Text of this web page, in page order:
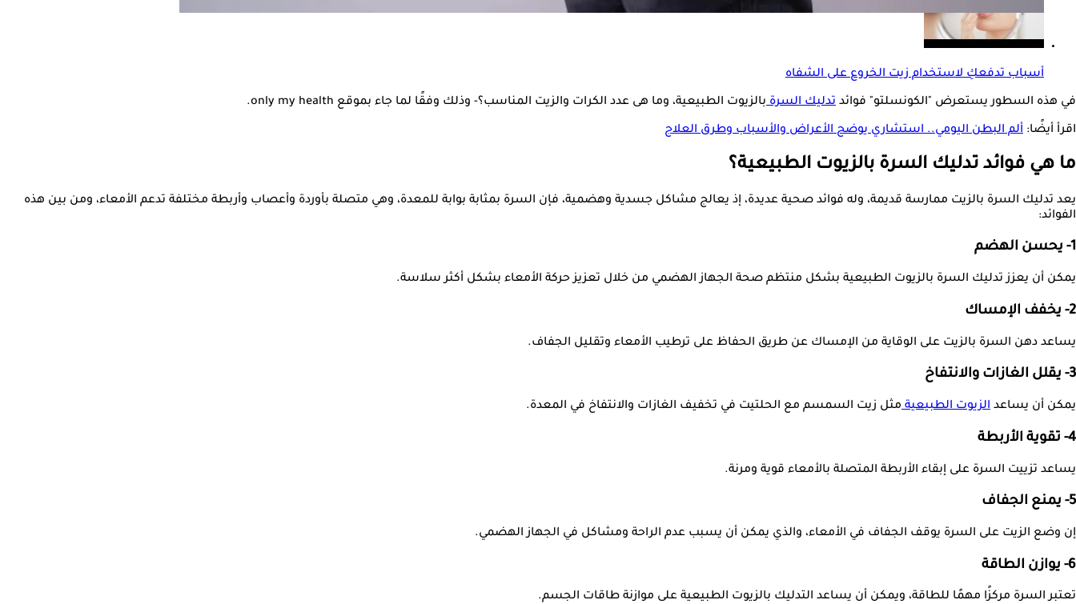
أسباب تدفعكِ لاستخدام زيت الخروع على الشفاه
في هذه السطور يستعرض "الكونسلتو" فوائد تدليك السرةبالزيوت الطبيعية، وما هى عدد الكرات والزيت المناسب؟- وذلك وفقًا لما جاء بموقع only my health.
اقرأ أيضًا: ألم البطن اليومي.. استشاري يوضح الأعراض والأسباب وطرق العلاج
ما هي فوائد تدليك السرة بالزيوت الطبيعية؟
يعد تدليك السرة بالزيت ممارسة قديمة، وله فوائد صحية عديدة، إذ يعالج مشاكل جسدية وهضمية، فإن السرة بمثابة بوابة للمعدة، وهي متصلة بأوردة وأعصاب وأربطة مختلفة تدعم الأمعاء، ومن بين هذه
الفوائد:
1- يحسن الهضم
يمكن أن يعزز تدليك السرة بالزيوت الطبيعية بشكل منتظم صحة الجهاز الهضمي من خلال تعزيز حركة الأمعاء بشكل أكثر سلاسة.
2- يخفف الإمساك
يساعد دهن السرة بالزيت على الوقاية من الإمساك عن طريق الحفاظ على ترطيب الأمعاء وتقليل الجفاف.
3- يقلل الغازات والانتفاخ
يمكن أن يساعد الزيوت الطبيعيةمثل زيت السمسم مع الحلتيت في تخفيف الغازات والانتفاخ في المعدة.
4- تقوية الأربطة
يساعد تزييت السرة على إبقاء الأربطة المتصلة بالأمعاء قوية ومرنة.
5- يمنع الجفاف
إن وضع الزيت على السرة يوقف الجفاف في الأمعاء، والذي يمكن أن يسبب عدم الراحة ومشاكل في الجهاز الهضمي.
6- يوازن الطاقة
تعتبر السرة مركزًا مهمًا للطاقة، ويمكن أن يساعد التدليك بالزيوت الطبيعية على موازنة طاقات الجسم.